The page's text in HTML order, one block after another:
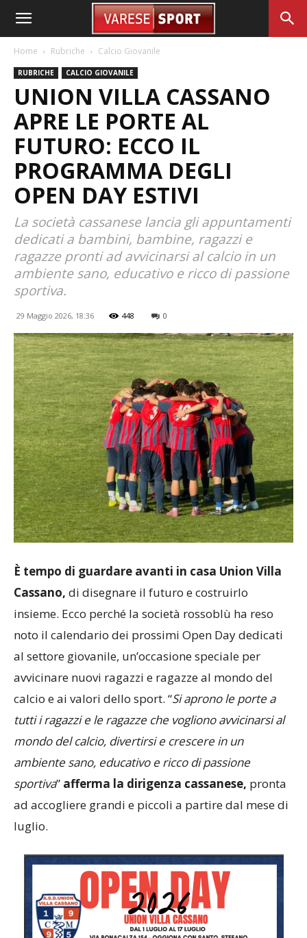
Home Rubriche Calcio Giovanile
RUBRICHE CALCIO GIOVANILE
UNION VILLA CASSANO
APRE LE PORTE AL
FUTURO: ECCO IL
PROGRAMMA DEGLI
OPEN DAY ESTIVI
La società cassanese lancia gli appuntamenti
dedicati a bambini, bambine, ragazzi e
ragazze pronti ad avvicinarsi al calcio in un
ambiente sano, educativo e ricco di passione
sportiva.
29 Maggio 2026, 18:36 448 0
È tempo di guardare avanti in casa Union Villa
Cassano, di disegnare il futuro e costruirlo
insieme. Ecco perché la società rossoblù ha reso
noto il calendario dei prossimi Open Day dedicati
al settore giovanile, un’occasione speciale per
avvicinare nuovi ragazzi e ragazze al mondo del
calcio e ai valori dello sport. “Si aprono le porte a
tutti i ragazzi e le ragazze che vogliono avvicinarsi al
mondo del calcio, divertirsi e crescere in un
ambiente sano, educativo e ricco di passione
sportiva” afferma la dirigenza cassanese, pronta
ad accogliere grandi e piccoli a partire dal mese di
luglio.